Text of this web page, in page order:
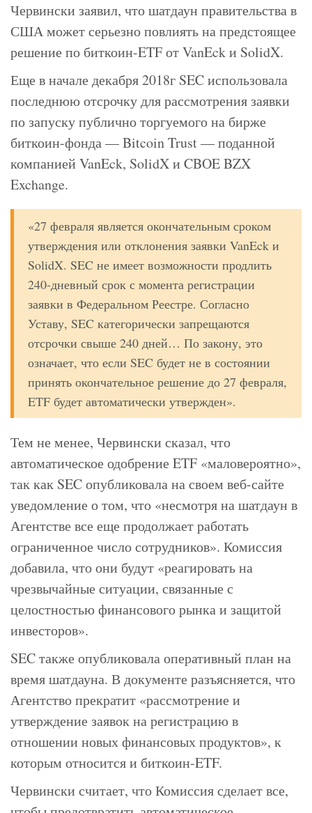
Червински заявил, что шатдаун правительства в
США может серьезно повлиять на предстоящее
решение по биткоин-ETF от VanEck и SolidX.
Еще в начале декабря 2018г SEC использовала
последнюю отсрочку для рассмотрения заявки
по запуску публично торгуемого на бирже
биткоин-фонда — Bitcoin Trust — поданной
компанией VanEck, SolidX и CBOE BZX
Exchange.
«27 февраля является окончательным сроком
утверждения или отклонения заявки VanEck и
SolidX. SEC не имеет возможности продлить
240-дневный срок с момента регистрации
заявки в Федеральном Реестре. Согласно
Уставу, SEC категорически запрещаются
отсрочки свыше 240 дней… По закону, это
означает, что если SEC будет не в состоянии
принять окончательное решение до 27 февраля,
ETF будет автоматически утвержден».
Тем не менее, Червински сказал, что
автоматическое одобрение ETF «маловероятно»,
так как SEC опубликовала на своем веб-сайте
уведомление о том, что «несмотря на шатдаун в
Агентстве все еще продолжает работать
ограниченное число сотрудников». Комиссия
добавила, что они будут «реагировать на
чрезвычайные ситуации, связанные с
целостностью финансового рынка и защитой
инвесторов».
SEC также опубликовала оперативный план на
время шатдауна. В документе разъясняется, что
Агентство прекратит «рассмотрение и
утверждение заявок на регистрацию в
отношении новых финансовых продуктов», к
которым относится и биткоин-ETF.
Червински считает, что Комиссия сделает все,